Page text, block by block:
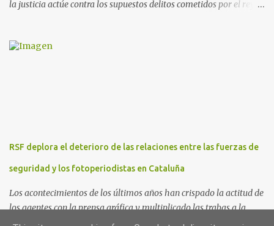
la justicia actúe contra los supuestos delitos cometidos por el rey
planificó en verano esta convocatoria como reacción a los
anticorrupción de los estados español y helvético ya están
investigando supuestos delitos de «cohecho internacional y
RSF deplora el deterioro de las relaciones entre las fuerzas de
seguridad y los fotoperiodistas en Cataluña
Los acontecimientos de los últimos años han crispado la actitud de
los agentes con la prensa gráfica y multiplicado las trabas a la
información Reporteros Sin Fronteras España manifiesta su